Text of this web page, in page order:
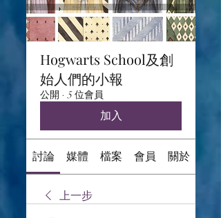
Hogwarts School及創
始人們的小報
公開 · 5 位會員
加入
討論 媒體 檔案 會員 關於
上一步